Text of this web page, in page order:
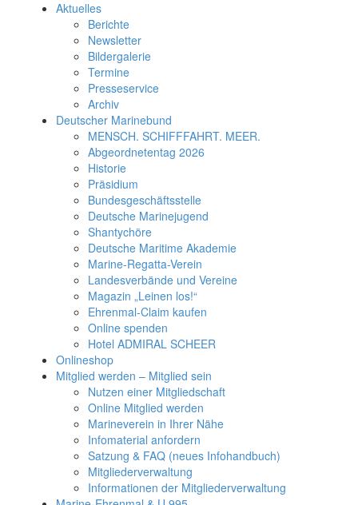
Aktuelles
Berichte
Newsletter
Bildergalerie
Termine
Presseservice
Archiv
Deutscher Marinebund
MENSCH. SCHIFFFAHRT. MEER.
Abgeordnetentag 2026
Historie
Präsidium
Bundesgeschäftsstelle
Deutsche Marinejugend
Shantychöre
Deutsche Maritime Akademie
Marine-Regatta-Verein
Landesverbände und Vereine
Magazin „Leinen los!“
Ehrenmal-Claim kaufen
Online spenden
Hotel ADMIRAL SCHEER
Onlineshop
Mitglied werden – Mitglied sein
Nutzen einer Mitgliedschaft
Online Mitglied werden
Marineverein in Ihrer Nähe
Infomaterial anfordern
Satzung & FAQ (neues Infohandbuch)
Mitgliederverwaltung
Informationen der Mitgliederverwaltung